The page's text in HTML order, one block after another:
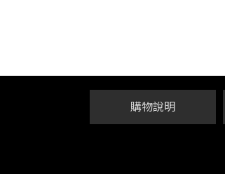
購物說明